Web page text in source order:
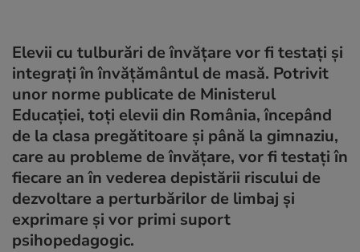
Elevii cu tulburări de învățare vor fi testați și
integrați în învățământul de masă. Potrivit
unor norme publicate de Ministerul
Educației, toți elevii din România, începând
de la clasa pregătitoare și până la gimnaziu,
care au probleme de învățare, vor fi testați în
fiecare an în vederea depistării riscului de
dezvoltare a perturbărilor de limbaj și
exprimare și vor primi suport
psihopedagogic.